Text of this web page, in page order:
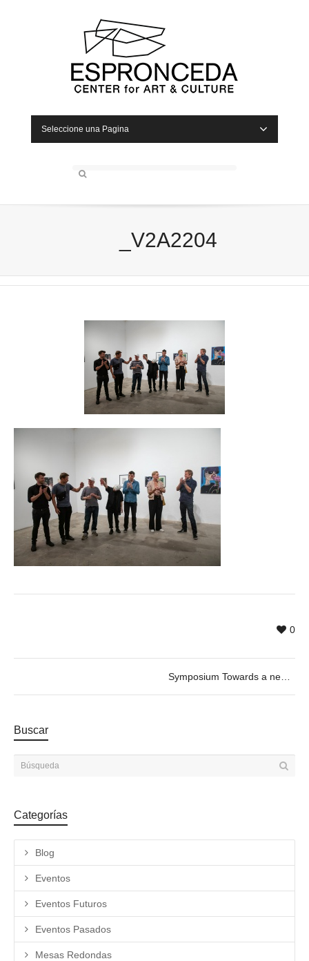
Seleccione una Pagina
_V2A2204
0
Buscar
Categorías
Blog
Eventos
Eventos Futuros
Eventos Pasados
Mesas Redondas